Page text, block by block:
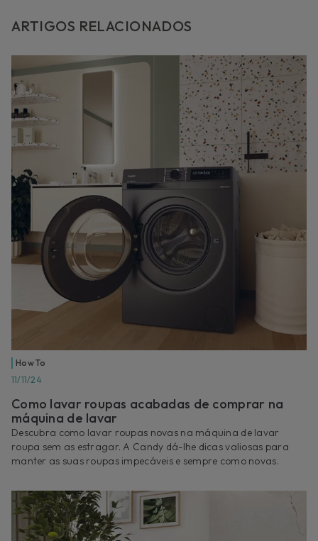
ARTIGOS RELACIONADOS
How To
11/11/24
Como lavar roupas acabadas de comprar na
máquina de lavar
Descubra como lavar roupas novas na máquina de lavar
roupa sem as estragar. A Candy dá-lhe dicas valiosas para
manter as suas roupas impecáveis e sempre como novas.